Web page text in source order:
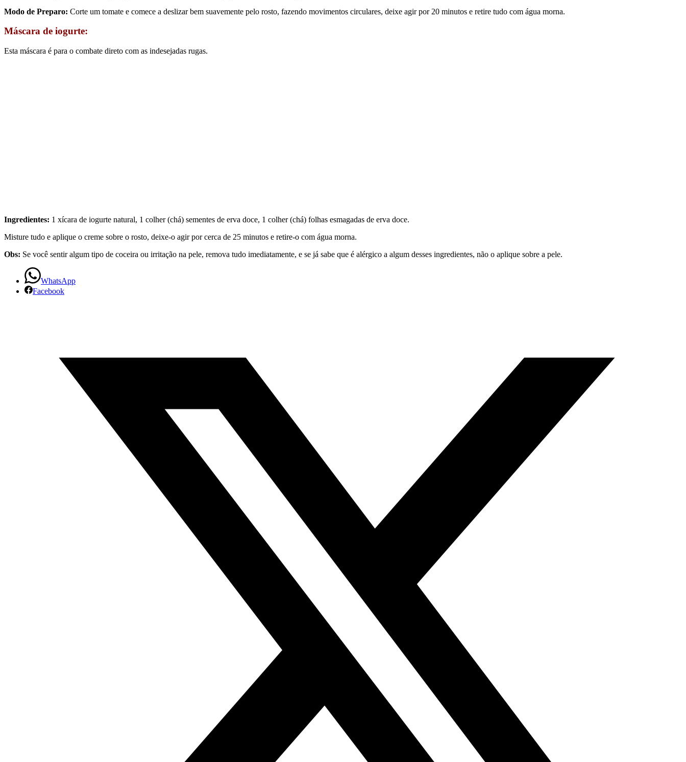
Modo de Preparo: Corte um tomate e comece a deslizar bem suavemente pelo rosto, fazendo movimentos circulares, deixe agir por 20 minutos e retire tudo com água morna.
Máscara de iogurte:
Esta máscara é para o combate direto com as indesejadas rugas.
Ingredientes: 1 xícara de iogurte natural, 1 colher (chá) sementes de erva doce, 1 colher (chá) folhas esmagadas de erva doce.
Misture tudo e aplique o creme sobre o rosto, deixe-o agir por cerca de 25 minutos e retire-o com água morna.
Obs: Se você sentir algum tipo de coceira ou irritação na pele, remova tudo imediatamente, e se já sabe que é alérgico a algum desses ingredientes, não o aplique sobre a pele.
WhatsApp
Facebook